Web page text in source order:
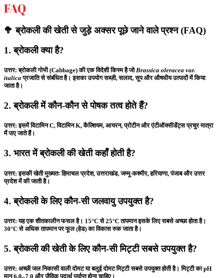
FAQ
🥦 ब्रोकली की खेती से जुड़े अक्सर पूछे जाने वाले प्रश्न (FAQ)
1. ब्रोकली क्या है?
उत्तर: ब्रोकली गोभी (Cabbage) की एक विदेशी किस्म है जो Brassica oleracea var.
italicaप्रजाति से संबंधित है। इसका उपयोग सब्ज़ी, सलाद, सूप और औषधीय उत्पादों में किया
जाता है।
2. ब्रोकली में कौन-कौन से पोषक तत्व होते हैं?
उत्तर: इसमें विटामिन C, विटामिन K, कैल्शियम, आयरन, प्रोटीन और एंटीऑक्सीडेंट्स प्रचुर मात्रा
में पाए जाते हैं।
3. भारत में ब्रोकली की खेती कहाँ होती है?
उत्तर: इसकी खेती मुख्यतः हिमाचल प्रदेश, उत्तराखंड, जम्मू-कश्मीर, हरियाणा, पंजाब और उत्तर
प्रदेश में की जाती है।
4. ब्रोकली के लिए कौन-सी जलवायु उपयुक्त है?
उत्तर: यह एक शीतकालीन फसल है। 15°C से 25°C तापमान इसके लिए सबसे अच्छा होता है।
30°C से अधिक तापमान पर फूल (हेड) का विकास रुक जाता है।
5. ब्रोकली की खेती के लिए कौन-सी मिट्टी सबसे उपयुक्त है?
उत्तर: अच्छी जल निकासी वाली दोमट या बलुई दोमट मिट्टी सबसे उपयुक्त होती है। मिट्टी का pH
मान 6.0–7.0 और जैविक पदार्थ पर्याप्त होना चाहिए।